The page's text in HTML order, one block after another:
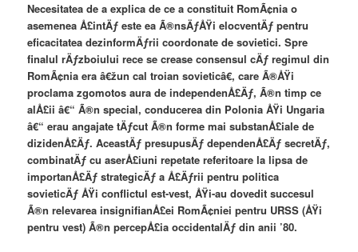
Necesitatea de a explica de ce a constituit RomÃ¢nia o
asemenea Å£intÄƒ este ea Ã®nsÄƒÅŸi elocventÄƒ pentru
eficacitatea dezinformÄƒrii coordonate de sovietici. Spre
finalul rÄƒzboiului rece se crease consensul cÄƒ regimul din
RomÃ¢nia era â€žun cal troian sovieticâ€, care Ã®ÅŸi
proclama zgomotos aura de independenÅ£Äƒ, Ã®n timp ce
alÅ£ii â€“ Ã®n special, conducerea din Polonia ÅŸi Ungaria
â€“ erau angajate tÄƒcut Ã®n forme mai substanÅ£iale de
dizidenÅ£Äƒ. AceastÄƒ presupusÄƒ dependenÅ£Äƒ secretÄƒ,
combinatÄƒ cu aserÅ£iuni repetate referitoare la lipsa de
importanÅ£Äƒ strategicÄƒ a Å£Äƒrii pentru politica
sovieticÄƒ ÅŸi conflictul est-vest, ÅŸi-au dovedit succesul
Ã®n relevarea insignifianÅ£ei RomÃ¢niei pentru URSS (ÅŸi
pentru vest) Ã®n percepÅ£ia occidentalÄƒ din anii ’80.